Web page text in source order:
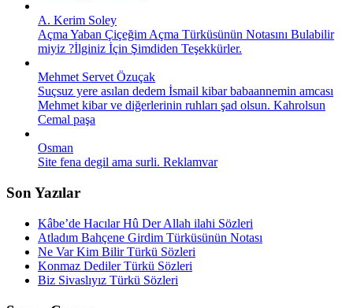
A. Kerim Soley
Açma Yaban Çiçeğim Açma Türküsünün Notasını Bulabilir
miyiz ?İlginiz İçin Şimdiden Teşekkürler.
Mehmet Servet Özuçak
Suçsuz yere asılan dedem İsmail kibar babaannemin amcası
Mehmet kibar ve diğerlerinin ruhları şad olsun. Kahrolsun
Cemal paşa
Osman
Site fena degil ama surli. Reklamvar
Son Yazılar
Kâbe’de Hacılar Hû Der Allah ilahi Sözleri
Atladım Bahçene Girdim Türküsünün Notası
Ne Var Kim Bilir Türkü Sözleri
Konmaz Dediler Türkü Sözleri
Biz Sivaslıyız Türkü Sözleri